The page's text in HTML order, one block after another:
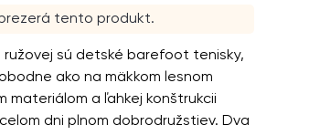
tento produkt.
ružovej sú detské barefoot tenisky,
ako na mäkkom lesnom
materiálom a ľahkej konštrukcii
dni plnom dobrodružstiev. Dva